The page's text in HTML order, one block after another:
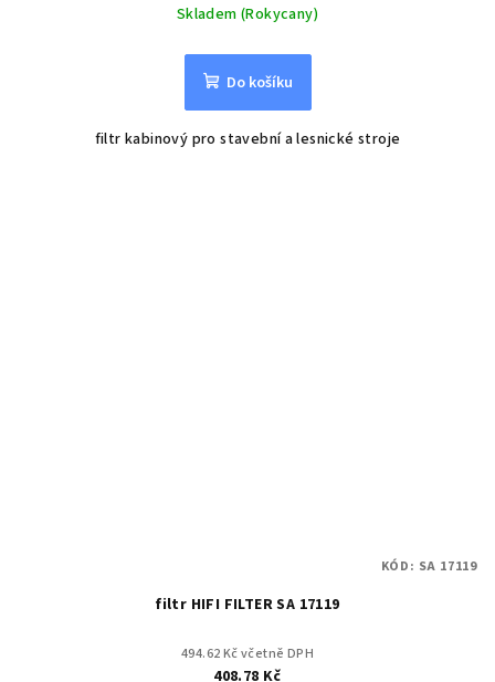
Skladem (Rokycany)
Do košíku
filtr kabinový pro stavební a lesnické stroje
filtr HIFI FILTER SA 17119
494.62 Kč včetně DPH
408.78 Kč
KÓD: SA 17119